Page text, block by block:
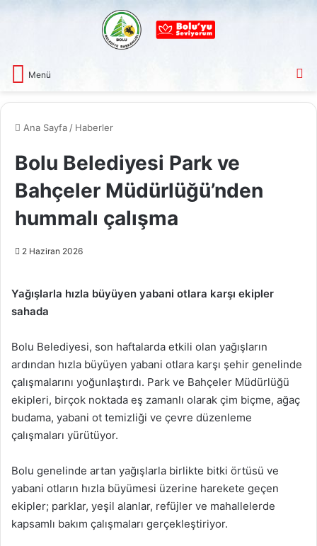
Menü
Ana Sayfa / Haberler
Bolu Belediyesi Park ve
Bahçeler Müdürlüğü’nden
hummalı çalışma
2 Haziran 2026
Yağışlarla hızla büyüyen yabani otlara karşı ekipler
sahada
Bolu Belediyesi, son haftalarda etkili olan yağışların
ardından hızla büyüyen yabani otlara karşı şehir genelinde
çalışmalarını yoğunlaştırdı. Park ve Bahçeler Müdürlüğü
ekipleri, birçok noktada eş zamanlı olarak çim biçme, ağaç
budama, yabani ot temizliği ve çevre düzenleme
çalışmaları yürütüyor.
Bolu genelinde artan yağışlarla birlikte bitki örtüsü ve
yabani otların hızla büyümesi üzerine harekete geçen
ekipler; parklar, yeşil alanlar, refüjler ve mahallelerde
kapsamlı bakım çalışmaları gerçekleştiriyor.